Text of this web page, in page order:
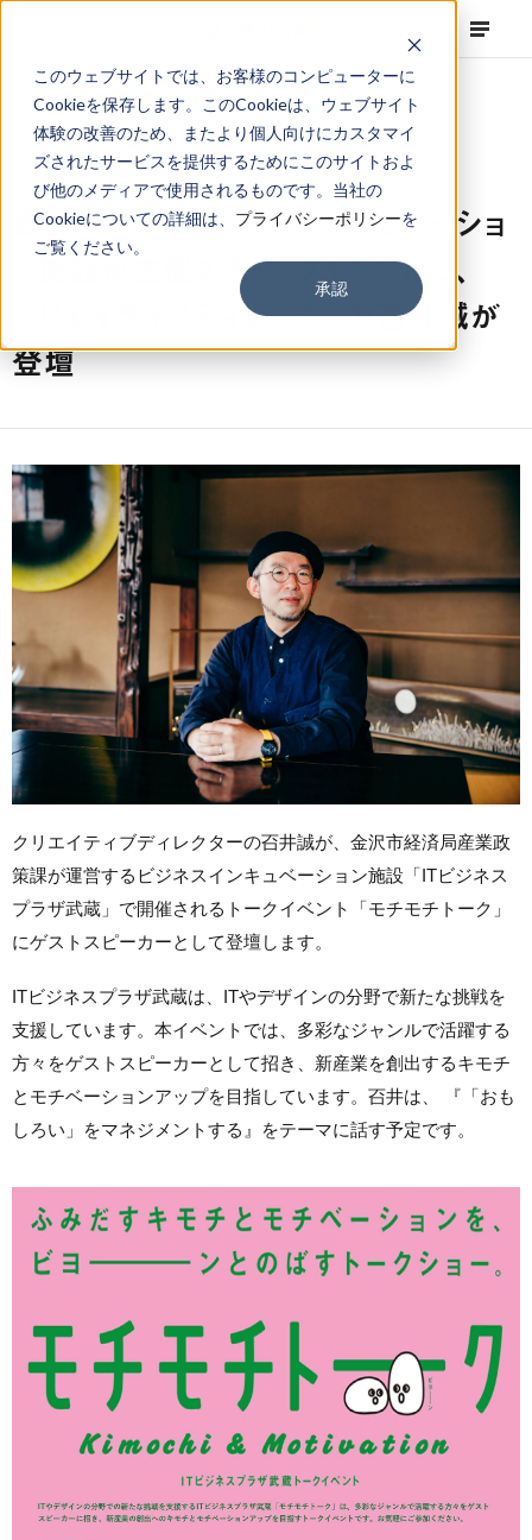
このウェブサイトでは、お客様のコンピューターに
Cookieを保存します。このCookieは、ウェブサイト
体験の改善のため、またより個人向けにカスタマイ
ズされたサービスを提供するためにこのサイトおよ
び他のメディアで使用されるものです。当社の
Cookieについての詳細は、 プライバシーポリシーを
ご覧ください。
承認
NEWS Corporate Topics 2025.02.19
金沢市にあるビジネスインキュベーショ
ン施設が主催するトークイベントに、
クリエイティブディレクターの䂖井誠が
登壇
クリエイティブディレクターの䂖井誠が、金沢市経済局産業政
策課が運営するビジネスインキュベーション施設「ITビジネス
プラザ武蔵」で開催されるトークイベント「モチモチトーク」
にゲストスピーカーとして登壇します。
ITビジネスプラザ武蔵は、ITやデザインの分野で新たな挑戦を
支援しています。本イベントでは、多彩なジャンルで活躍する
方々をゲストスピーカーとして招き、新産業を創出するキモチ
とモチベーションアップを目指しています。䂖井は、 『「おも
しろい」をマネジメントする』をテーマに話す予定です。